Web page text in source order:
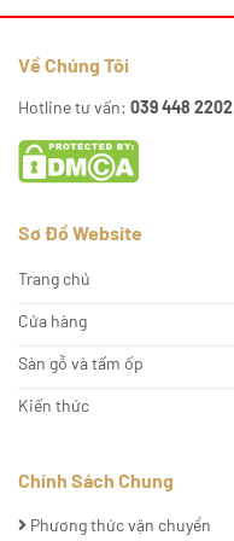
Về Chúng Tôi
Hotline tư vấn: 039 448 2202
Sơ Đồ Website
Trang chủ
Cửa hàng
Sàn gỗ và tấm ốp
Kiến thức
Chính Sách Chung
Phương thức vận chuyển